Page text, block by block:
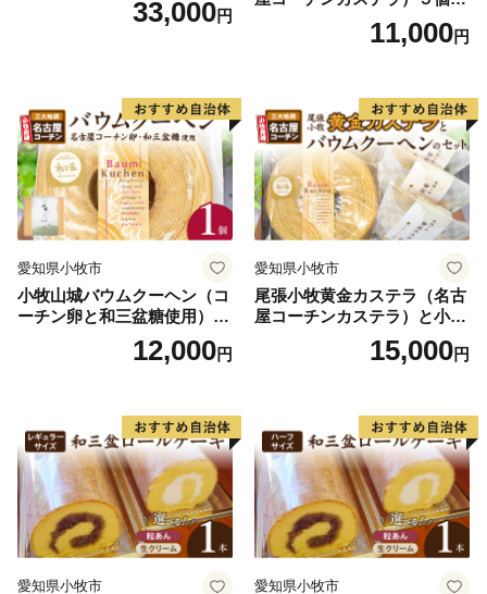
これからも、「市（いち）」という名のとおり、様々
な人や情報、モノが集い、新たなにぎわいが生まれるよ
れるまち」を目指す野々市市をよろしくお願いいたしま
す。
33,000円
名古屋コーチン カステラ ザ
ラメ 常温 愛知県 小牧市 アン
11,000円
愛知県小牧市
小牧山城バウムクーヘン（コ
ーチン卵と和三盆糖使用）
名古屋コーチン バームクー
ヘン 和三盆 小牧銘菓 バウム
12,000円
愛知県小牧市
尾張小牧黄金カステラ（名古
屋コーチンカステラ）と小牧
山城バウムクーヘン（コーチ
ン卵と和三盆糖使用）のセッ
三盆 小牧銘菓 バウムクーヘ
ン 常温 愛知県 小牧市 アンプ
チベアやぐま
15,000円
愛知県小牧市 愛知県小牧市